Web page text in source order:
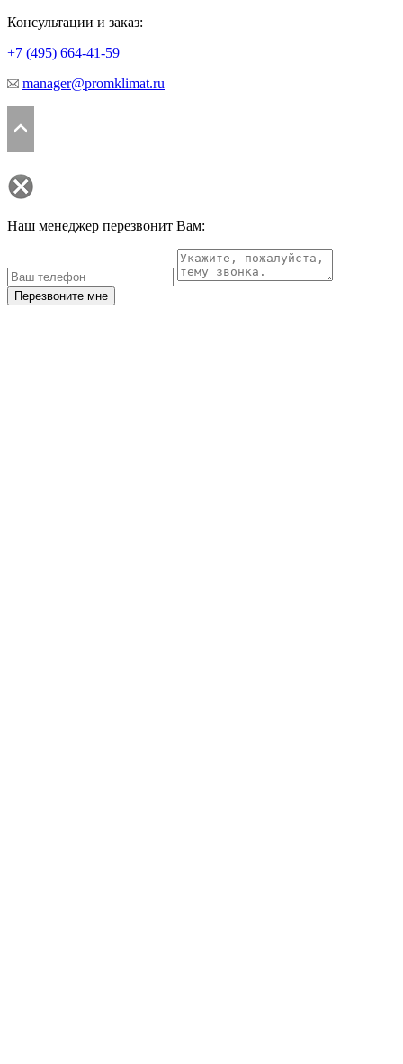
Консультации и заказ:
+7 (495) 664-41-59
manager@promklimat.ru
Наш менеджер перезвонит Вам:
Перезвоните мне